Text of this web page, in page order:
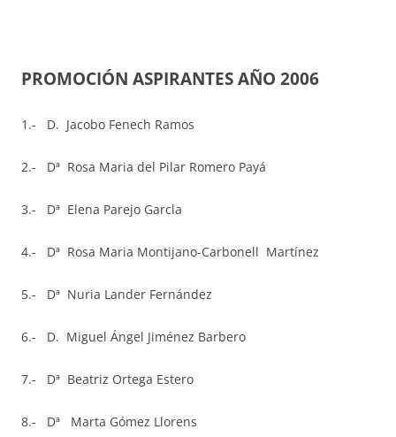
PROMOCIÓN ASPIRANTES AÑO 2006
1.- D. Jacobo Fenech Ramos
2.- Dª Rosa Maria del Pilar Romero Payá
3.- Dª Elena Parejo Garcla
4.- Dª Rosa Maria Montijano-Carbonell Martínez
5.- Dª Nuria Lander Fernández
6.- D. Miguel Ángel Jiménez Barbero
7.- Dª Beatriz Ortega Estero
8.- Dª Marta Gómez Llorens